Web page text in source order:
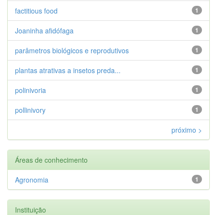
1
factitious food
1
Joaninha afidófaga
1
parâmetros biológicos e reprodutivos
1
plantas atrativas a insetos preda...
1
polinivoria
1
pollinivory
próximo >
Áreas de conhecimento
1
Agronomia
Instituição